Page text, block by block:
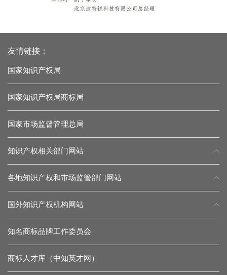
友情链接：
国家知识产权局
国家知识产权局商标局
国家市场监督管理总局
知识产权相关部门网站
各地知识产权和市场监管部门网站
国外知识产权机构网站
知名商标品牌工作委员会
商标人才库（中知英才网）